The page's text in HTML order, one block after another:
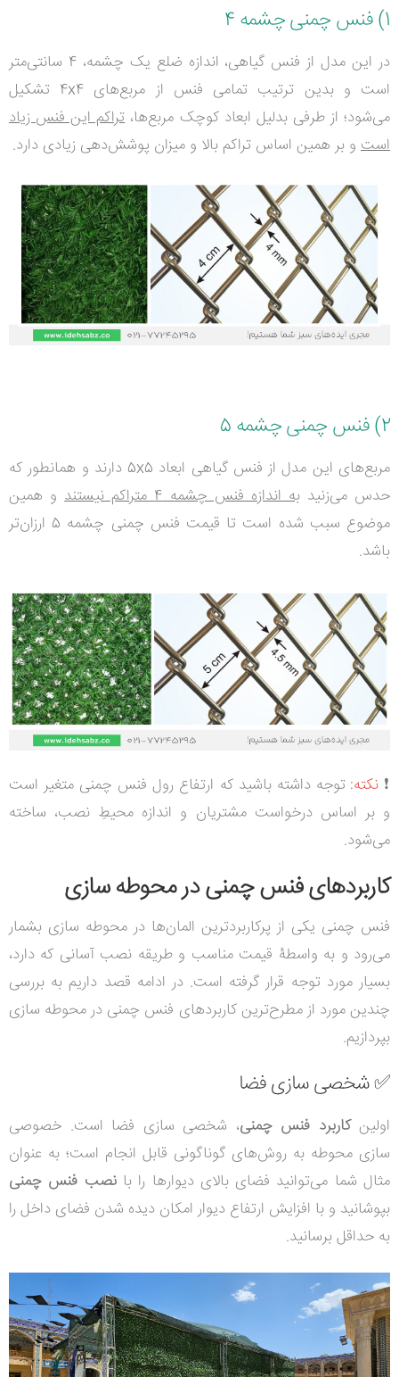
1) فنس چمنی چشمه 4
در این مدل از فنس گیاهی، اندازه ضلع یک چشمه، 4 سانتی‌متر
است و بدین ترتیب تمامی فنس از مربع‌های 4
x
4 تشکیل
می‌شود‌؛ از طرفی بدلیل ابعاد کوچک مربع‌ها،تراکم این فنس زیاد
است و بر همین اساس تراکم بالا و میزان پوشش‌دهی زیادی دارد.
2) فنس چمنی چشمه 5
مربع‌های این مدل از فنس گیاهی ابعاد 5 x 5 دارند و همانطور که
حدس می‌زنیدبه اندازه فنس چشمه 4 متراکم نیستند
و همین
موضوع سبب شده است تا قیمت فنس چمنی چشمه 5 ارزان‌تر
باشد.
❗ نکته: توجه داشته باشید که ارتفاع رول فنس‌ چمنی متغیر است
و بر اساس درخواست مشتریان و اندازه محیطِ نصب، ساخته
می‌شود.
کاربردهای فنس چمنی در محوطه سازی
فنس چمنی یکی از پرکاربردترین المان‌ها در محوطه سازی بشمار
می‌رود و به واسطۀ قیمت مناسب و طریقه نصب آسانی که دارد،
بسیار مورد توجه قرار گرفته است. در ادامه قصد داریم به بررسی
چندین مورد از مطرح‌ترین کاربردهای فنس چمنی در محوطه سازی
بپردازیم.
✅شخصی سازی فضا
اولینکاربرد فنس چمنی، شخصی سازی فضا است. خصوصی
سازی محوطه به روش‌های گوناگونی قابل انجام است؛ به عنوان
مثال شما می‌توانید فضای بالای دیوارها را بانصب فنس چمنی
بپوشانید و با افزایش ارتفاع دیوار امکان دیده شدن فضای داخل را
به حداقل برسانید.